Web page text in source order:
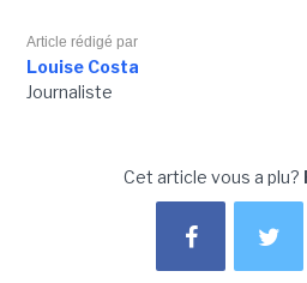
Article rédigé par
Louise Costa
Journaliste
Cet article vous a plu?